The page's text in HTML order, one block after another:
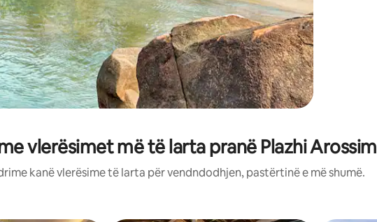
vlerësimet më të larta pranë Plazhi Arossim
kanë vlerësime të larta për vendndodhjen, pastërtinë e më shumë.